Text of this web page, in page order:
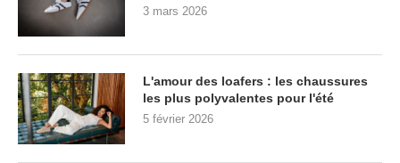
3 mars 2026
L'amour des loafers : les chaussures
les plus polyvalentes pour l'été
5 février 2026